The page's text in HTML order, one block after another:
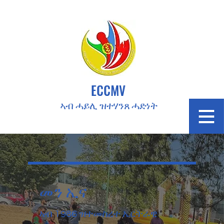
ECCMV
ኣብ ሓይሊ ዝተሃንጸ ሓድነት
መን ኢና
ኣብ 1986 ዝተመስረተ ኤርትራዊ